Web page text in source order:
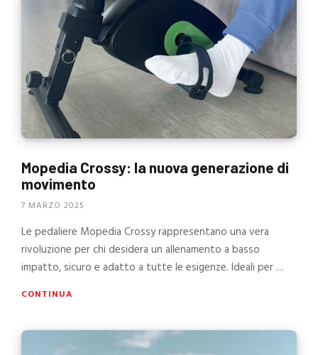
Mopedia Crossy: la nuova generazione di
movimento
7 MARZO 2025
Le pedaliere Mopedia Crossy rappresentano una vera
rivoluzione per chi desidera un allenamento a basso
impatto, sicuro e adatto a tutte le esigenze. Ideali per …
CONTINUA